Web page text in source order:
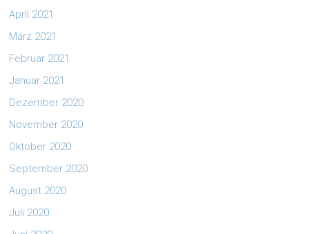
April 2021
März 2021
Februar 2021
Januar 2021
Dezember 2020
November 2020
Oktober 2020
September 2020
August 2020
Juli 2020